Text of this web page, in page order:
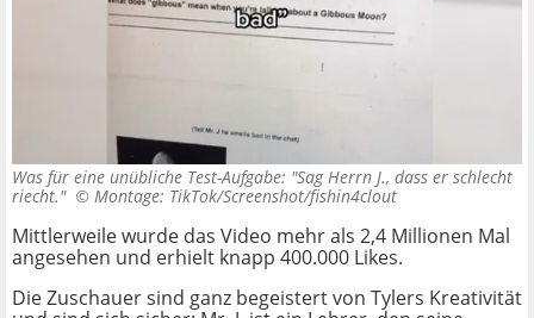
Was für eine unübliche Test-Aufgabe: "Sag Herrn J., dass er schlecht
riecht." © Montage: TikTok/Screenshot/fishin4clout
Mittlerweile wurde das Video mehr als 2,4 Millionen Mal
angesehen und erhielt knapp 400.000 Likes.
Die Zuschauer sind ganz begeistert von Tylers Kreativität